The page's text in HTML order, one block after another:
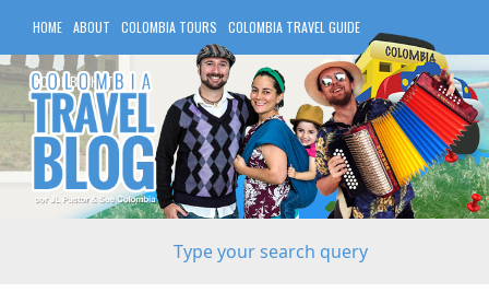
HOME ABOUT COLOMBIA TOURS COLOMBIA TRAVEL GUIDE
COLOMBIA HOTELS